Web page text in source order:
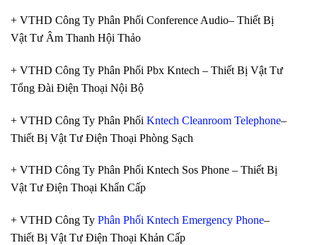
+ VTHD Công Ty Phân Phối Conference Audio– Thiết Bị
Vật Tư Âm Thanh Hội Thảo
+ VTHD Công Ty Phân Phối Pbx Kntech – Thiết Bị Vật Tư
Tổng Đài Điện Thoại Nội Bộ
+ VTHD Công Ty Phân Phối Kntech Cleanroom Telephone–
Thiết Bị Vật Tư Điện Thoại Phòng Sạch
+ VTHD Công Ty Phân Phối Kntech Sos Phone – Thiết Bị
Vật Tư Điện Thoại Khẩn Cấp
+ VTHD Công Ty Phân Phối Kntech Emergency Phone–
Thiết Bị Vật Tư Điện Thoại Khản Cấp